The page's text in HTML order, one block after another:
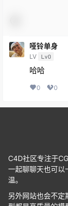
哑铃单身
LV Lv0
哈哈
0 0
C4D社区专注于
一起聊聊天也可以
温。
另外网站也会不定